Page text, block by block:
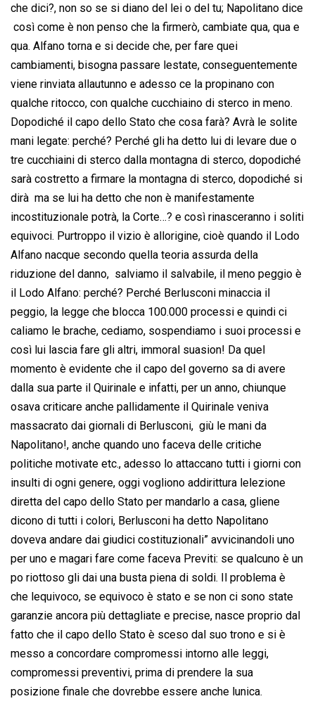
che dici?, non so se si diano del lei o del tu; Napolitano dice
 così come è non penso che la firmerò, cambiate qua, qua e
qua. Alfano torna e si decide che, per fare quei
cambiamenti, bisogna passare lestate, conseguentemente
viene rinviata allautunno e adesso ce la propinano con
qualche ritocco, con qualche cucchiaino di sterco in meno.
Dopodiché il capo dello Stato che cosa farà? Avrà le solite
mani legate: perché? Perché gli ha detto lui di levare due o
tre cucchiaini di sterco dalla montagna di sterco, dopodiché
sarà costretto a firmare la montagna di sterco, dopodiché si
dirà  ma se lui ha detto che non è manifestamente
incostituzionale potrà, la Corte…? e così rinasceranno i soliti
equivoci. Purtroppo il vizio è allorigine, cioè quando il Lodo
Alfano nacque secondo quella teoria assurda della
riduzione del danno,  salviamo il salvabile, il meno peggio è
il Lodo Alfano: perché? Perché Berlusconi minaccia il
peggio, la legge che blocca 100.000 processi e quindi ci
caliamo le brache, cediamo, sospendiamo i suoi processi e
così lui lascia fare gli altri, immoral suasion! Da quel
momento è evidente che il capo del governo sa di avere
dalla sua parte il Quirinale e infatti, per un anno, chiunque
osava criticare anche pallidamente il Quirinale veniva
massacrato dai giornali di Berlusconi,  giù le mani da
Napolitano!, anche quando uno faceva delle critiche
politiche motivate etc., adesso lo attaccano tutti i giorni con
insulti di ogni genere, oggi vogliono addirittura lelezione
diretta del capo dello Stato per mandarlo a casa, gliene
dicono di tutti i colori, Berlusconi ha detto Napolitano
doveva andare dai giudici costituzionali” avvicinandoli uno
per uno e magari fare come faceva Previti: se qualcuno è un
po riottoso gli dai una busta piena di soldi. Il problema è
che lequivoco, se equivoco è stato e se non ci sono state
garanzie ancora più dettagliate e precise, nasce proprio dal
fatto che il capo dello Stato è sceso dal suo trono e si è
messo a concordare compromessi intorno alle leggi,
compromessi preventivi, prima di prendere la sua
posizione finale che dovrebbe essere anche lunica.